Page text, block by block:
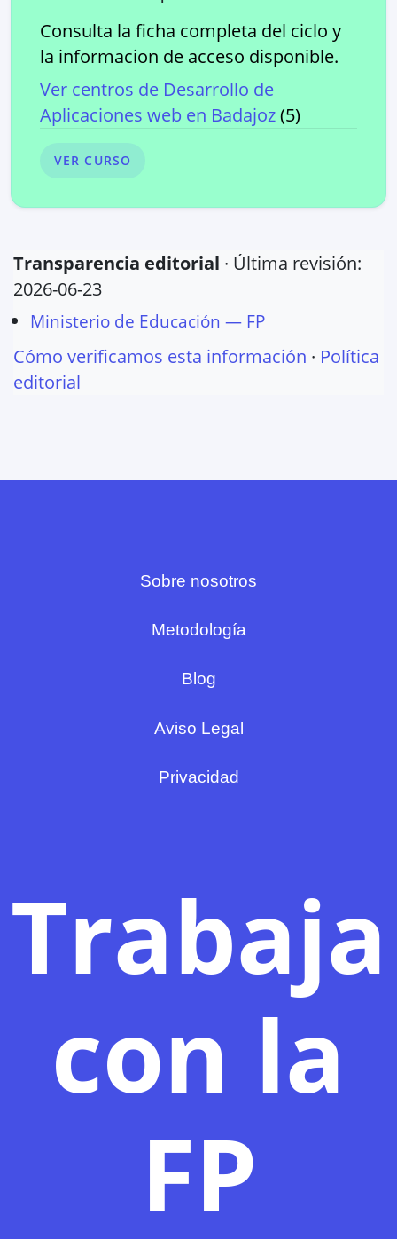
Consulta la ficha completa del ciclo y
la informacion de acceso disponible.
Ver centros de Desarrollo de
Aplicaciones web en Badajoz(5)
VER CURSO
Transparencia editorial · Última revisión:
2026-06-23
Ministerio de Educación — FP
Cómo verificamos esta información · Política
editorial
Sobre nosotros
Metodología
Blog
Aviso Legal
Privacidad
Trabaja
con la
FP